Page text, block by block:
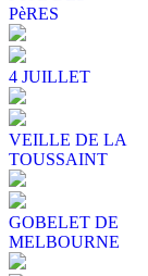
PèRES
4 JUILLET
VEILLE DE LA
TOUSSAINT
GOBELET DE
MELBOURNE